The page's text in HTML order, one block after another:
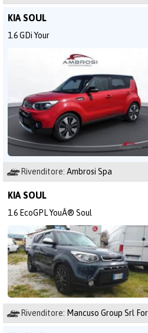
KIA SOUL
1.6 GDi Your
Rivenditore: Ambrosi Spa
KIA SOUL
1.6 EcoGPL YouÂ® Soul
Rivenditore: Mancuso Group Srl